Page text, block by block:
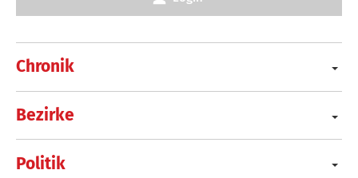
Chronik
Bezirke
Politik